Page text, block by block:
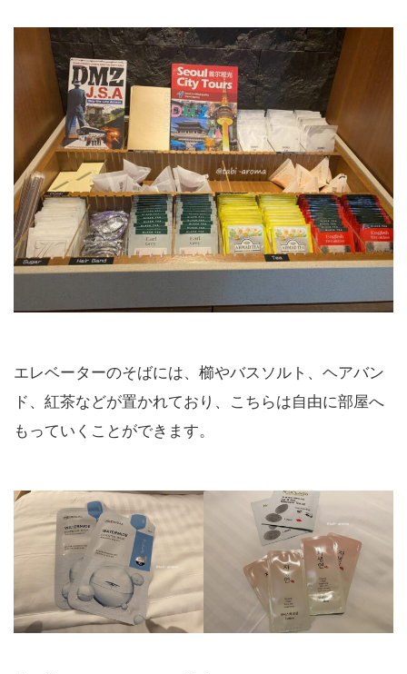
エレベーターのそばには、櫛やバスソルト、ヘアバン
ド、紅茶などが置かれており、こちらは自由に部屋へ
もっていくことができます。